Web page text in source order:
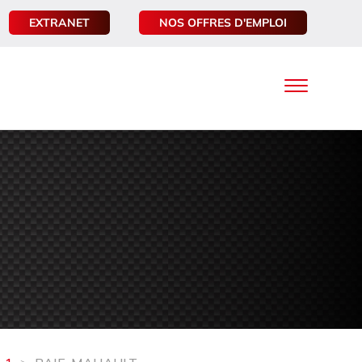
EXTRANET NOS OFFRES D'EMPLOI